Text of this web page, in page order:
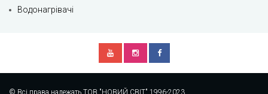
Водонагрівачі
© Всі права належать ТОВ "НОВИЙ СВІТ" 1996-2023